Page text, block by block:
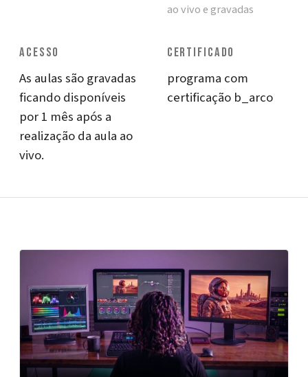
ao vivo e gravadas
ACESSO
As aulas são gravadas
ficando disponíveis
por 1 mês após a
realização da aula ao
vivo.
CERTIFICADO
programa com
certificação b_arco